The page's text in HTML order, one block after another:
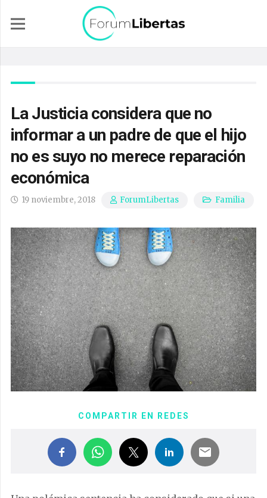
La Justicia considera que no
informar a un padre de que el hijo
no es suyo no merece reparación
económica
19 noviembre, 2018 ForumLibertas Familia
COMPARTIR EN REDES